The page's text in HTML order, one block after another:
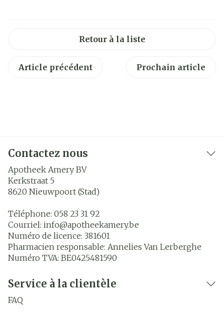
Retour à la liste
Article précédent Prochain article
Contactez nous
Apotheek Amery BV
Kerkstraat 5
8620 Nieuwpoort (Stad)
Téléphone: 058 23 31 92
Courriel: info@apotheekamery.be
Numéro de licence: 381601
Pharmacien responsable: Annelies Van Lerberghe
Numéro TVA: BE0425481590
Service à la clientèle
FAQ